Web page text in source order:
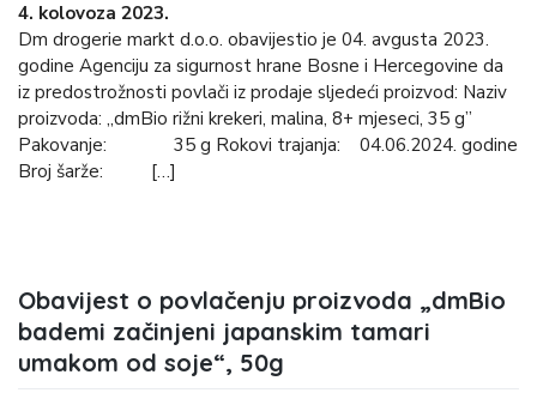
4. kolovoza 2023.
Dm drogerie markt d.o.o. obavijestio je 04. avgusta 2023.
godine Agenciju za sigurnost hrane Bosne i Hercegovine da
iz predostrožnosti povlači iz prodaje sljedeći proizvod: Naziv
proizvoda: „dmBio rižni krekeri, malina, 8+ mjeseci, 35 g”
Pakovanje: 35 g Rokovi trajanja: 04.06.2024. godine
Broj šarže: […]
Obavijest o povlačenju proizvoda „dmBio
bademi začinjeni japanskim tamari
umakom od soje“, 50g